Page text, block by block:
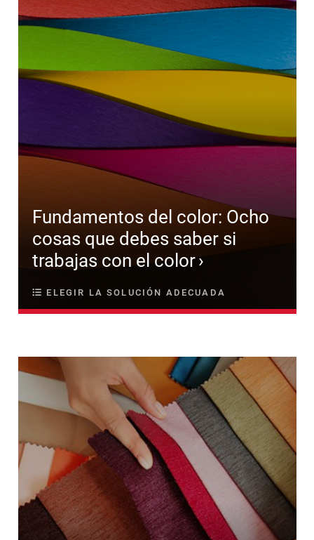
Fundamentos del color: Ocho
cosas que debes saber si
trabajas con el color
ELEGIR LA SOLUCIÓN ADECUADA